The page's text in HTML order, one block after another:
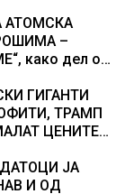
АТОМСКА
–
како дел од
го
го промени
ГИГАНТИ
ТРАМП
ЦЕНИТЕ
ЈА
И ОД